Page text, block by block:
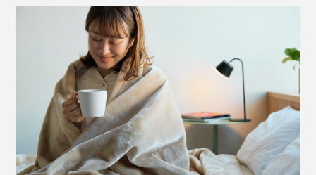
寝ている間にカラダから出る水分を吸っては、おだやか
な熱に変えてくれるので、一晩中ホッカホカ。